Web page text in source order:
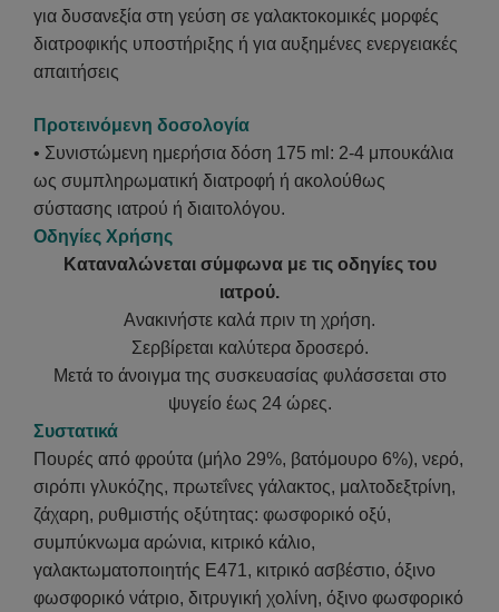
για δυσανεξία στη γεύση σε γαλακτοκομικές μορφές
διατροφικής υποστήριξης ή για αυξημένες ενεργειακές
απαιτήσεις
Προτεινόμενη δοσολογία
• Συνιστώμενη ημερήσια δόση 175 ml: 2-4 μπουκάλια
ως συμπληρωματική διατροφή ή ακολούθως
σύστασης ιατρού ή διαιτολόγου.
Οδηγίες Χρήσης
Καταναλώνεται σύμφωνα με τις οδηγίες του
ιατρού.
Ανακινήστε καλά πριν τη χρήση.
Σερβίρεται καλύτερα δροσερό.
Μετά το άνοιγμα της συσκευασίας φυλάσσεται στο
ψυγείο έως 24 ώρες.
Συστατικά
Πουρές από φρούτα (μήλο 29%, βατόμουρο 6%), νερό,
σιρόπι γλυκόζης, πρωτεΐνες γάλακτος, μαλτοδεξτρίνη,
ζάχαρη, ρυθμιστής οξύτητας: φωσφορικό οξύ,
συμπύκνωμα αρώνια, κιτρικό κάλιο,
γαλακτωματοποιητής E471, κιτρικό ασβέστιο, όξινο
φωσφορικό νάτριο, διτρυγική χολίνη, όξινο φωσφορικό